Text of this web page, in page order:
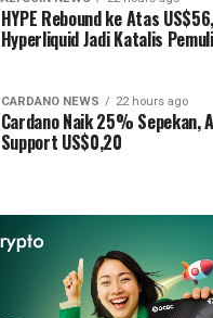
HYPE Rebound ke Atas
Hyperliquid Jadi Katalis
CARDANO NEWS 22 hours ago
Cardano Naik 25% Sepekan,
Support US$0,20